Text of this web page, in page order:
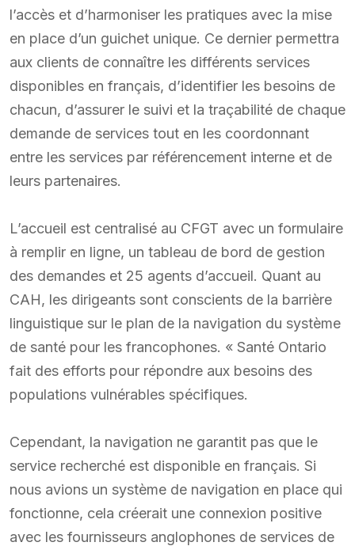
l’accès et d’harmoniser les pratiques avec la mise
en place d’un guichet unique. Ce dernier permettra
aux clients de connaître les différents services
disponibles en français, d’identifier les besoins de
chacun, d’assurer le suivi et la traçabilité de chaque
demande de services tout en les coordonnant
entre les services par référencement interne et de
leurs partenaires.
L’accueil est centralisé au CFGT avec un formulaire
à remplir en ligne, un tableau de bord de gestion
des demandes et 25 agents d’accueil. Quant au
CAH, les dirigeants sont conscients de la barrière
linguistique sur le plan de la navigation du système
de santé pour les francophones. « Santé Ontario
fait des efforts pour répondre aux besoins des
populations vulnérables spécifiques.
Cependant, la navigation ne garantit pas que le
service recherché est disponible en français. Si
nous avions un système de navigation en place qui
fonctionne, cela créerait une connexion positive
avec les fournisseurs anglophones de services de